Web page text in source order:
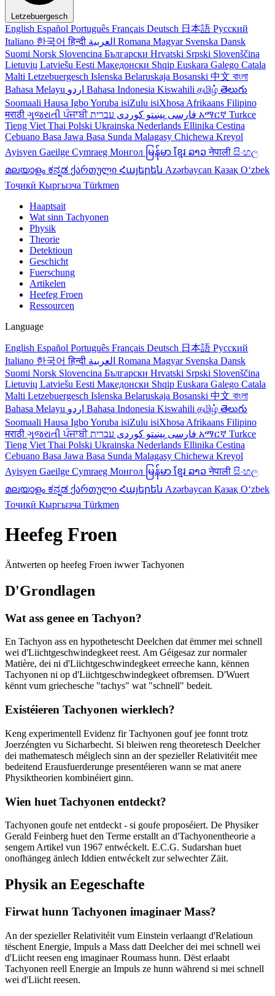
Letzebuergesch
English Español Português Français Deutsch 日本語 Русский
Italiano 한국어हिन्दी Romana Magyar Svenska Dansk
Suomi Norsk Slovencina Български Hrvatski Srpski Slovenščina
Lietuvių Latviešu Eesti Македонски Shqip Euskara Galego Catala
Malti Letzebuergesch Islenska Belaruskaja Bosanski 中文 বাংলা
Bahasa Melayu
Bahasa Indonesia Kiswahili தமிழ் తెలుగు
Soomaali Hausa IgboYoruba isiZulu isiXhosa Afrikaans Filipino
मराठी ગુજરાતીਪੰਜਾਬੀ فارسی پښتو کوردی አማርኛ Turkce
Tieng Viet Thai Polski Ukrainska Nederlands Ellinika Cestina
Cebuano Basa Jawa Basa Sunda Malagasy Chichewa Kreyol
Ayisyen Gaeilge Cymraeg Монгол မြန်မာ ខ្មែរ ລາວनेपाली සිංහල
മലയാളം ಕನ್ನಡ ქართული Հայերեն Azərbaycan Қазақ Oʻzbek
Тоҷикӣ Кыргызча Türkmen
Haaptsait
Wat sinn Tachyonen
Physik
Theorie
Detektioun
Geschicht
Fuerschung
Artikelen
Heefeg Froen
Ressourcen
Language
English Español Português Français Deutsch 日本語 Русский
Italiano 한국어हिन्दी Romana Magyar Svenska Dansk
Suomi Norsk Slovencina Български Hrvatski Srpski Slovenščina
Lietuvių Latviešu Eesti Македонски Shqip Euskara Galego Catala
Malti Letzebuergesch Islenska Belaruskaja Bosanski 中文 বাংলা
Bahasa Melayu
Bahasa Indonesia Kiswahili தமிழ் తెలుగు
Soomaali Hausa IgboYoruba isiZulu isiXhosa Afrikaans Filipino
मराठी ગુજરાતીਪੰਜਾਬੀ فارسی پښتو کوردی አማርኛ Turkce
Tieng Viet Thai Polski Ukrainska Nederlands Ellinika Cestina
Cebuano Basa Jawa Basa Sunda Malagasy Chichewa Kreyol
Ayisyen Gaeilge Cymraeg Монгол မြန်မာ ខ្មែរ ລາວनेपाली සිංහල
മലയാളം ಕನ್ನಡ ქართული Հայերեն Azərbaycan Қазақ Oʻzbek
Тоҷикӣ Кыргызча Türkmen
Heefeg Froen
Äntwerten op heefeg Froen iwwer Tachyonen
D'Grondlagen
Wat ass genee en Tachyon?
En Tachyon ass en hypothetescht Deelchen dat ëmmer mei schnell
wei d'Liichtgeschwindegkeet reest. Am Géigesaz zur normaler
Matière, dei ni d'Liichtgeschwindegkeet erreeche kann, kënnen
Tachyonen ni op d'Liichtgeschwindegkeet ofbremsen. D'Wuert
kënnt vum griechesche "tachys" wat "schnell" bedeit.
Existéieren Tachyonen wierklech?
Keng experimentell Evidenz fir Tachyonen gouf jee fonnt trotz
Joerzéngten vu Sicharbecht. Si bleiwen reng theoretesch Deelcher
dei mathematesch méiglech sinn an der spezieller Relativitéit mee
bedeitend Erausfuerderunge presentéieren wann se mat anere
Physiktheorien kombinéiert ginn.
Wien huet Tachyonen entdeckt?
Tachyonen goufe net entdeckt - si goufe proposéiert. De Physiker
Gerald Feinberg huet den Terme erstallt an d'Tachyonentheorie a
sengem Artikel vun 1967 entwéckelt. E.C.G. Sudarshan huet
onofhängeg änlech Iddien entwéckelt zur selwechter Zäit.
Physik an Eegeschafte
Firwat hunn Tachyonen imaginaer Mass?
An der spezieller Relativitéit vum Einstein verlaangt d'Relatioun
tëschent Energie, Impuls a Mass datt Deelcher dei mei schnell wei
d'Liicht reesen eng imaginaer Roumass hunn. Dëst erlaabt
Tachyonen reell Energie an Impuls ze hunn während si mei schnell
wei d'Liicht reesen.